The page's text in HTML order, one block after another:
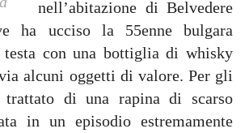
nell’abitazione di Belvedere
ha ucciso la 55enne bulgara
testa con una bottiglia di whisky
alcuni oggetti di valore. Per gli
di una rapina di scarso
in un episodio estremamente